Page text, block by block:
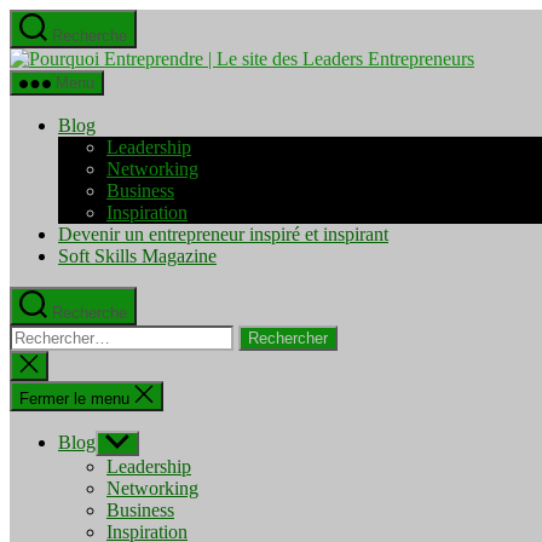
Aller
au
contenu
Recherche
Pourquoi
Menu
Blog
Leadership
Networking
Business
Inspiration
Devenir un entrepreneur inspiré et inspirant
Soft Skills Magazine
Recherche
Rechercher :
Fermer
la
recherche
Fermer le menu
Blog Afficher
le
sous-
menu
Leadership
Networking
Business
Inspiration